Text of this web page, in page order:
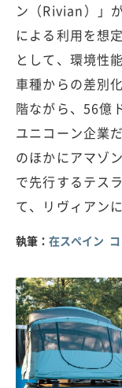
ン（Rivian）」
による利用を想
として、環境性
車種からの差別
階ながら、56億
ユニコーン企業
のほかにアマゾ
で先行するテス
て、リヴィアン
執筆： 在スペイン